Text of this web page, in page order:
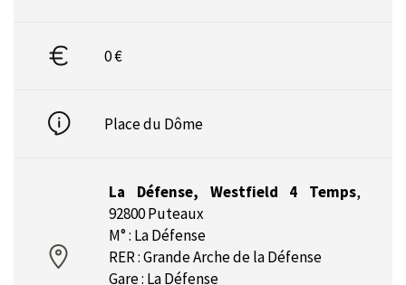
0 €
Place du Dôme
La Défense, Westfield 4 Temps,
92800 Puteaux
M° : La Défense
RER : Grande Arche de la Défense
Gare : La Défense